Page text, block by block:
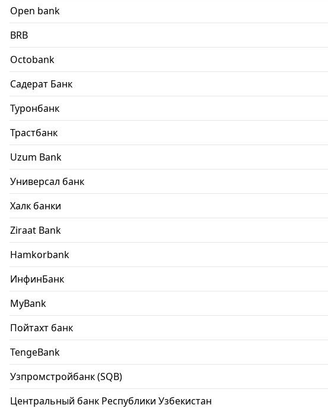
Open bank
BRB
Octobank
Садерат Банк
Туронбанк
Трастбанк
Uzum Bank
Универсал банк
Халк банки
Ziraat Bank
Hamkorbank
ИнфинБанк
MyBank
Пойтахт банк
TengeBank
Узпромстройбанк (SQB)
Центральный банк Республики Узбекистан